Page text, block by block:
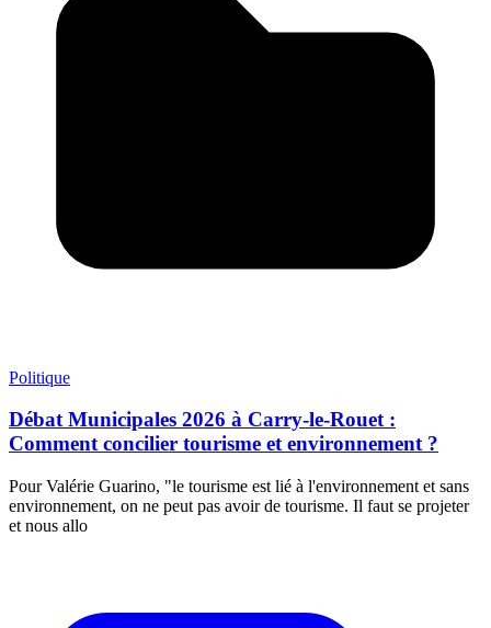
Politique
Débat Municipales 2026 à Carry-le-Rouet :
Comment concilier tourisme et environnement ?
Pour Valérie Guarino, "le tourisme est lié à l'environnement et sans
environnement, on ne peut pas avoir de tourisme. Il faut se projeter
et nous allo